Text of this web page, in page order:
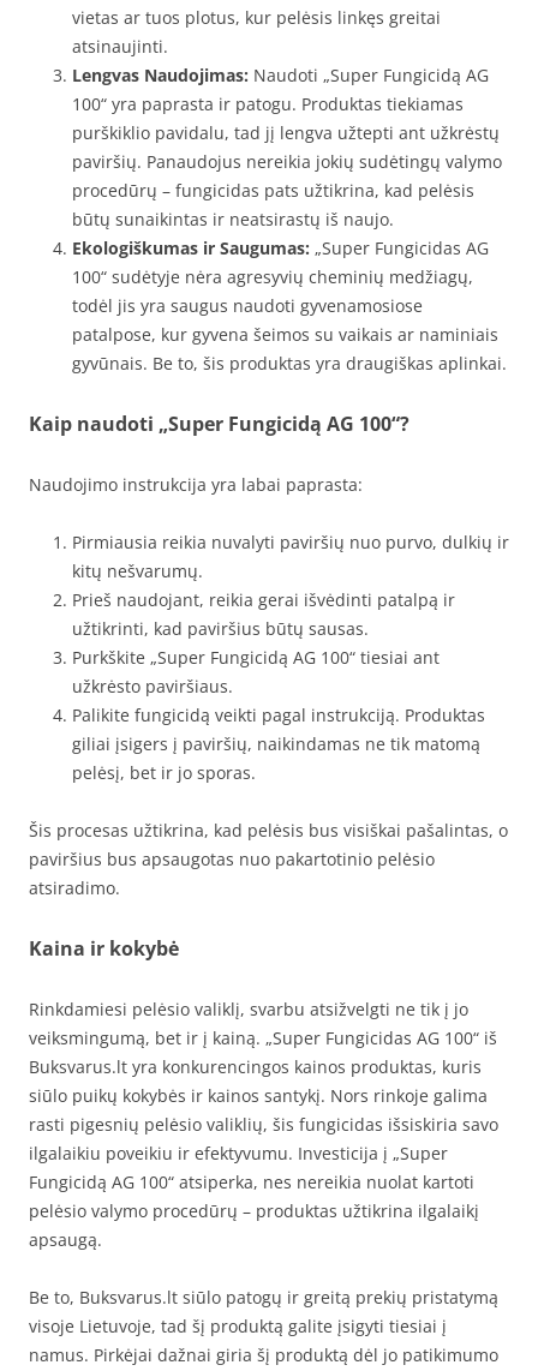
vietas ar tuos plotus, kur pelėsis linkęs greitai
atsinaujinti.
Lengvas Naudojimas: Naudoti „Super Fungicidą AG
100“ yra paprasta ir patogu. Produktas tiekiamas
purškiklio pavidalu, tad jį lengva užtepti ant užkrėstų
paviršių. Panaudojus nereikia jokių sudėtingų valymo
procedūrų – fungicidas pats užtikrina, kad pelėsis
būtų sunaikintas ir neatsirastų iš naujo.
Ekologiškumas ir Saugumas: „Super Fungicidas AG
100“ sudėtyje nėra agresyvių cheminių medžiagų,
todėl jis yra saugus naudoti gyvenamosiose
patalpose, kur gyvena šeimos su vaikais ar naminiais
gyvūnais. Be to, šis produktas yra draugiškas aplinkai.
Kaip naudoti „Super Fungicidą AG 100“?
Naudojimo instrukcija yra labai paprasta:
Pirmiausia reikia nuvalyti paviršių nuo purvo, dulkių ir
kitų nešvarumų.
Prieš naudojant, reikia gerai išvėdinti patalpą ir
užtikrinti, kad paviršius būtų sausas.
Purkškite „Super Fungicidą AG 100“ tiesiai ant
užkrėsto paviršiaus.
Palikite fungicidą veikti pagal instrukciją. Produktas
giliai įsigers į paviršių, naikindamas ne tik matomą
pelėsį, bet ir jo sporas.
Šis procesas užtikrina, kad pelėsis bus visiškai pašalintas, o
paviršius bus apsaugotas nuo pakartotinio pelėsio
atsiradimo.
Kaina ir kokybė
Rinkdamiesi pelėsio valiklį, svarbu atsižvelgti ne tik į jo
veiksmingumą, bet ir į kainą. „Super Fungicidas AG 100“ iš
Buksvarus.lt yra konkurencingos kainos produktas, kuris
siūlo puikų kokybės ir kainos santykį. Nors rinkoje galima
rasti pigesnių pelėsio valiklių, šis fungicidas išsiskiria savo
ilgalaikiu poveikiu ir efektyvumu. Investicija į „Super
Fungicidą AG 100“ atsiperka, nes nereikia nuolat kartoti
pelėsio valymo procedūrų – produktas užtikrina ilgalaikį
apsaugą.
Be to, Buksvarus.lt siūlo patogų ir greitą prekių pristatymą
visoje Lietuvoje, tad šį produktą galite įsigyti tiesiai į
namus. Pirkėjai dažnai giria šį produktą dėl jo patikimumo